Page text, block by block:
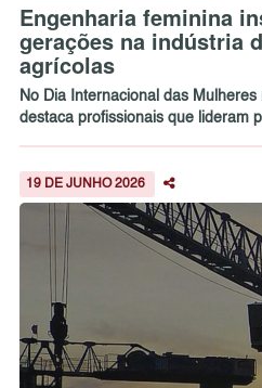
Engenharia feminina
gerações na indústria
agrícolas
No Dia Internacional das
destaca profissionais que lideram
19 DE JUNHO 2026